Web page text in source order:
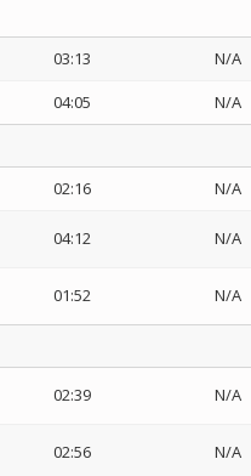
03:13
N/A
04:05 N/A
02:16 N/A
04:12 N/A
01:52 N/A
02:39 N/A
02:56 N/A